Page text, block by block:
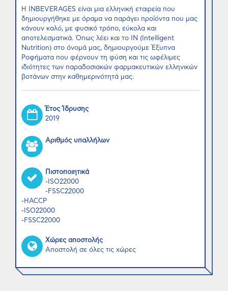
Η INBEVERAGES είναι μια ελληνική εταιρεία που
δημιουργήθηκε με όραμα να παράγει προϊόντα που μας
κάνουν καλό, με φυσικό τρόπο, εύκολα και
αποτελεσματικά. Όπως λέει και το ΙΝ (Intelligent
Nutrition) στο όνομά μας, δημιουργούμε Έξυπνα
Ροφήματα που φέρνουν τη φύση και τις ωφέλιμες
ιδιότητες των παραδοσιακών φαρμακευτικών ελληνικών
βοτάνων στην καθημερινότητά μας.
Έτος Ίδρυσης
2019
Αριθμός υπαλλήλων
Πιστοποιητικά
-ISO22000
-FSSC22000
-HACCP
-ISO22000
-FSSC22000
Χώρες αποστολής
Αποστολή σε όλες τις χώρες